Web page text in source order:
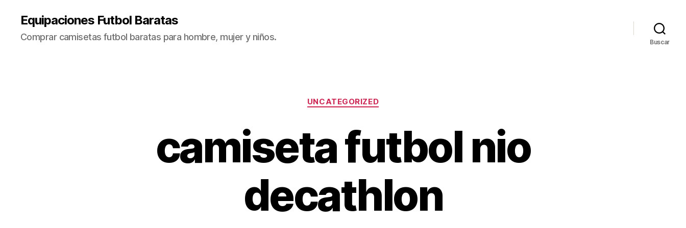
Equipaciones Futbol Baratas
Comprar camisetas futbol baratas para hombre, mujer y niños. Buscar
Categorías
UNCATEGORIZED
camiseta futbol nio
decathlon